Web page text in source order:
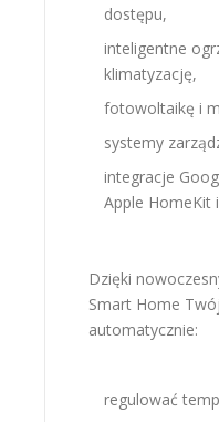
dostępu,
inteligentne
klimatyzację,
fotowoltaikę i
systemy
integracje
Apple HomeKit
Dzięki
Smart Home
automatycznie:
regulować